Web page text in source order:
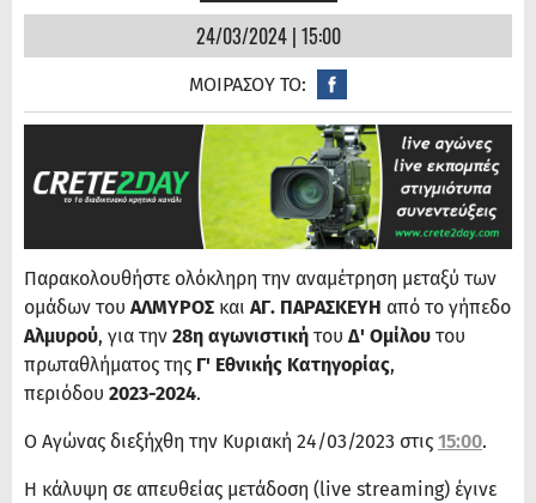
24/03/2024 | 15:00
ΜΟΙΡΑΣΟΥ ΤΟ:
Παρακολουθήστε ολόκληρη την αναμέτρηση μεταξύ των
ομάδων του ΑΛΜΥΡΟΣ και ΑΓ. ΠΑΡΑΣΚΕΥΗ από το γήπεδο
Αλμυρού, για την 28η αγωνιστική του Δ' Ομίλου του
πρωταθλήματος της Γ' Εθνικής Κατηγορίας,
περιόδου 2023-2024.
Ο Αγώνας διεξήχθη την Κυριακή 24/03/2023 στις 15:00.
Η κάλυψη σε απευθείας μετάδοση (live streaming) έγινε